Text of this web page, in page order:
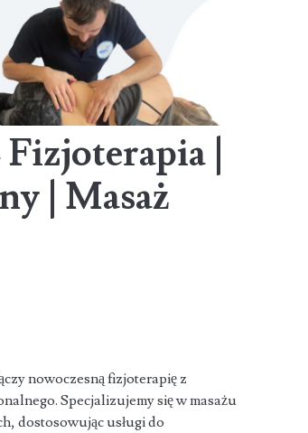
|
| Masaż
nowoczesną fizjoterapię z
Specjalizujemy się wmasażu
dostosowując usługi do